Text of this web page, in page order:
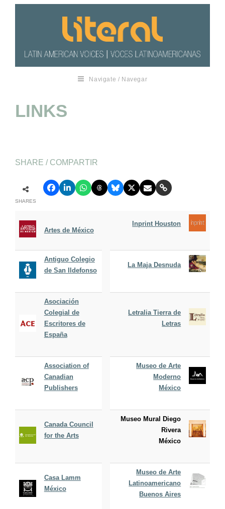
Navigate / Navegar
LINKS
SHARE / COMPARTIR
SHARES
Artes de México
Inprint Houston
Antiguo Colegio
de San Ildefonso
La Maja Desnuda
Asociación
Colegial de
Escritores de
España
Letralia Tierra de
Letras
Association of
Canadian
Publishers
Museo de Arte
Moderno
México
Canada Council
for the Arts
Museo Mural Diego
Rivera
México
Casa Lamm
México
Museo de Arte
Latinoamericano
Buenos Aires